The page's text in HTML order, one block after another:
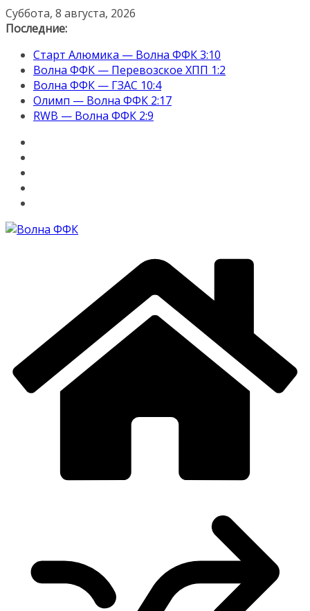
Перейти
к
Суббота, 8 августа, 2026
Последние:
Старт Алюмика — Волна ФФК 3:10
Волна ФФК — Перевозское ХПП 1:2
Волна ФФК — ГЗАС 10:4
Олимп — Волна ФФК 2:17
RWB — Волна ФФК 2:9